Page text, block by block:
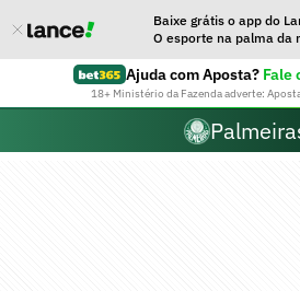
Baixe grátis o app do
O esporte na palma da
Ajuda com Aposta? Fale
18+ Ministério da Fazenda adverte: